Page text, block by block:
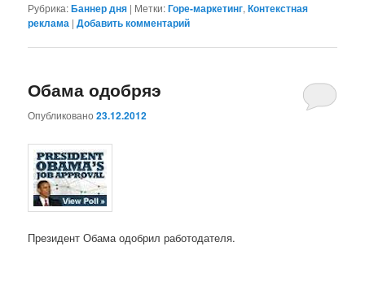
Рубрика:Баннер дня | Метки:Горе-маркетинг,Контекстная
реклама |Добавить комментарий
Обама одобряэ
Опубликовано23.12.2012
Президент Обама одобрил работодателя.